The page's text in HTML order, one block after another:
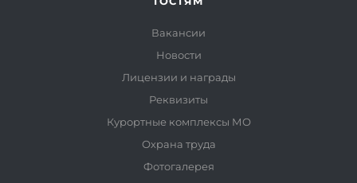
Вакансии
Новости
Лицензии и награды
Реквизиты
Курортные комплексы МО
Охрана труда
Фотогалерея